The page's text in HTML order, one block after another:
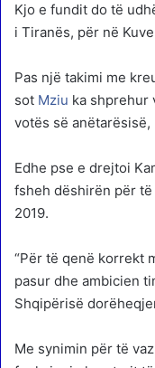
Kjo e fundit do të
i Tiranës, për në
Pas një takimi me
sot Mziu ka shprehur
votës së
Edhe pse e drejtoi
fsheh dëshirën për
2019.
“Për të qenë korrekt
pasur dhe ambicien
Shqipërisë
Me synimin për të